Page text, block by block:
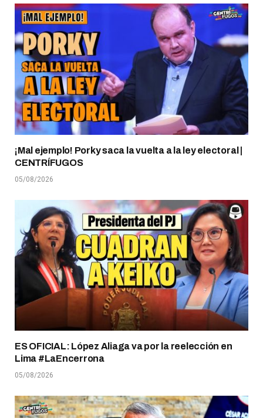
¡Mal ejemplo! Porky saca la vuelta a la ley electoral |
CENTRÍFUGOS
05/08/2026
ES OFICIAL: López Aliaga va por la reelección en
Lima #LaEncerrona
05/08/2026